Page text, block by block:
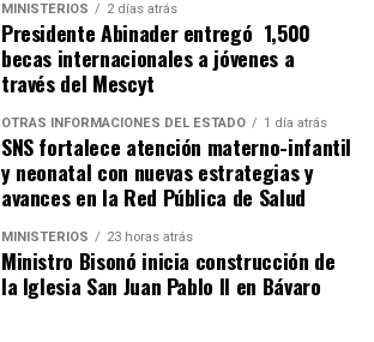
MINISTERIOS 2 días atrás
Presidente Abinader entregó 1,500
becas internacionales a jóvenes a
través del Mescyt
OTRAS INFORMACIONES DEL ESTADO 1 día atrás
SNS fortalece atención materno-infantil
y neonatal con nuevas estrategias y
avances en la Red Pública de Salud
MINISTERIOS 23 horas atrás
Ministro Bisonó inicia construcción de
la Iglesia San Juan Pablo II en Bávaro